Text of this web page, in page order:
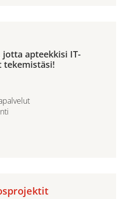
jotta apteekkisi IT-
tekemistäsi!